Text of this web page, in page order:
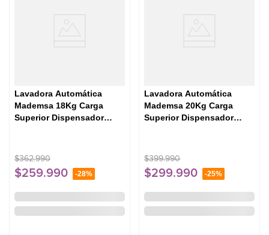
Lavadora Automática
Mademsa 18Kg Carga
Superior Dispensador
$362.990
$259.990 -28%
Lavadora Automática
Mademsa 20Kg Carga
Superior Dispensador
$399.990
$299.990 -25%